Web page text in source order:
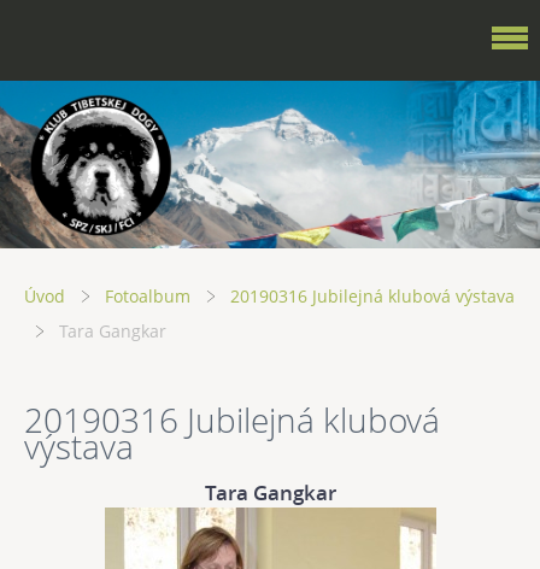
Úvod Fotoalbum
20190316 Jubilejná klubová výstava
Tara Gangkar
20190316 Jubilejná klubová
výstava
Tara Gangkar